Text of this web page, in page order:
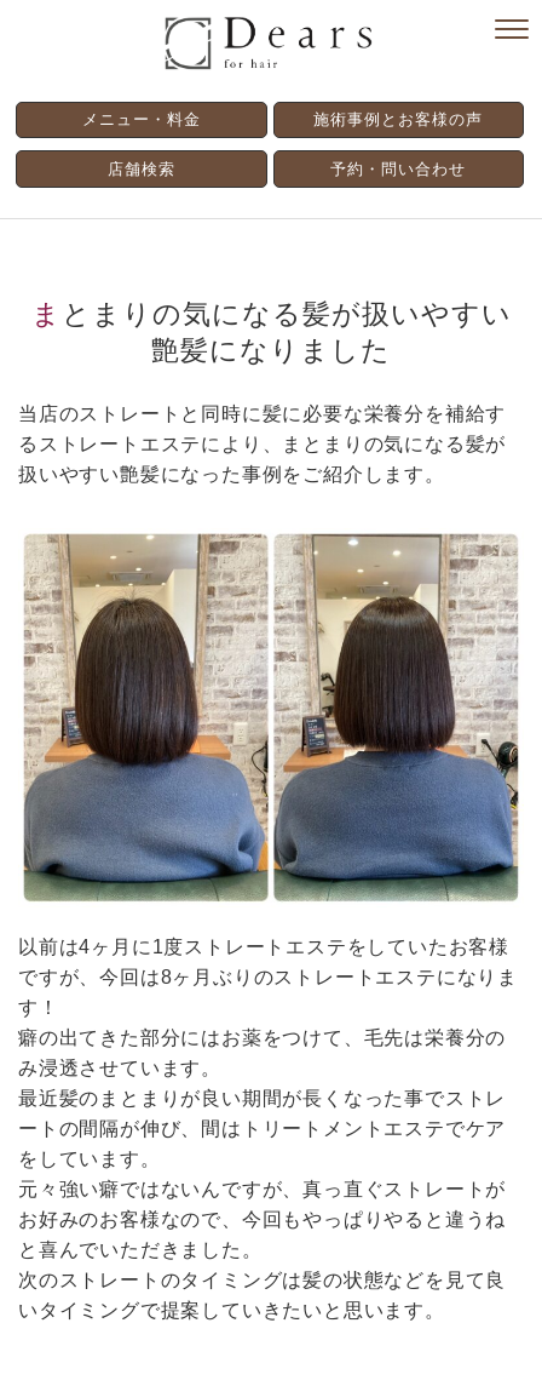
メニュー・料金 施術事例とお客様の声
店舗検索 予約・問い合わせ
まとまりの気になる髪が扱いやすい
艶髪になりました
当店のストレートと同時に髪に必要な栄養分を補給す
るストレートエステにより、まとまりの気になる髪が
扱いやすい艶髪になった事例をご紹介します。
以前は4ヶ月に1度ストレートエステをしていたお客様
ですが、今回は8ヶ月ぶりのストレートエステになりま
す！
癖の出てきた部分にはお薬をつけて、毛先は栄養分の
み浸透させています。
最近髪のまとまりが良い期間が長くなった事でストレ
ートの間隔が伸び、間はトリートメントエステでケア
をしています。
元々強い癖ではないんですが、真っ直ぐストレートが
お好みのお客様なので、今回もやっぱりやると違うね
と喜んでいただきました。
次のストレートのタイミングは髪の状態などを見て良
いタイミングで提案していきたいと思います。